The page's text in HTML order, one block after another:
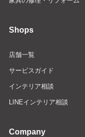
Shops
店舗一覧
サービスガイド
インテリア相談
LINEインテリア相談
Company